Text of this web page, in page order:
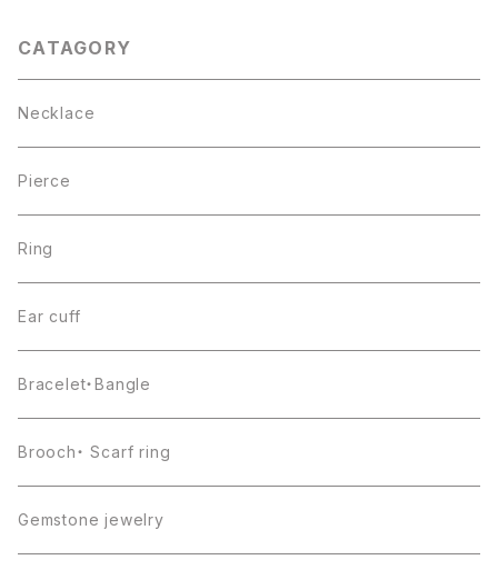
CATAGORY
Necklace
Pierce
Ring
Ear cuff
Bracelet・Bangle
Brooch・ Scarf ring
Gemstone jewelry